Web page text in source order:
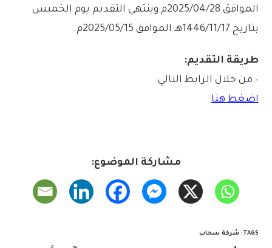
الموافق 2025/04/28م وينتهي التقديم يوم الخميس
بتاريخ 1446/11/17هـ الموافق 2025/05/15م.
طريقة التقديم:
– من خلال الرابط التالي:
اضغط هنا
مشاركة الموضوع:
TAGS
: شركة سحاب